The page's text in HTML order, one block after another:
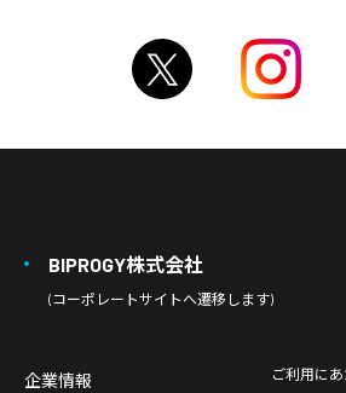
BIPROGY株式会社
(コーポレートサイトへ遷移します)
企業情報 ご利用に